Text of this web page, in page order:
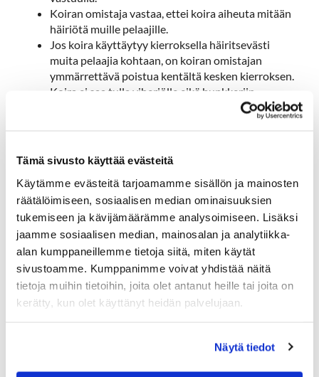
Tämä sivusto käyttää evästeitä
Käytämme evästeitä tarjoamamme sisällön ja mainosten
räätälöimiseen, sosiaalisen median ominaisuuksien
tukemiseen ja kävijämäärämme analysoimiseen. Lisäksi
jaamme sosiaalisen median, mainosalan ja analytiikka-
alan kumppaneillemme tietoja siitä, miten käytät
sivustoamme. Kumppanimme voivat yhdistää näitä
tietoja muihin tietoihin, joita olet antanut heille tai joita on
kerätty, kun olet käyttänyt heidän palvelujaan.
Näytä tiedot
Koiran omistaja vastaa, ettei koira aiheuta mitään
häiriötä muille pelaajille.
Jos koira käyttäytyy kierroksella häiritsevästi
muita pelaajia kohtaan, on koiran omistajan
ymmärrettävä poistua kentältä kesken kierroksen.
Koira ei saa tulla viheriölle eikä bunkkeriin.
Kakkapusseja pitää olla riittävästi mukana.
Kaikki koiran aiheuttamat jäljet on korjattava.
saa olla vain
max. 2 pelaajaa ja heidän välineet.
Turvallisuus ja siisteys ovat koiran omistajan vastuulla.
Pidätämme oikeudet muutoksiin.
Hartola Golf